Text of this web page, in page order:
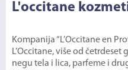
L'occitane
Kompanija “L’Occitane en
L’Occitane, više od
negu tela i lica, parfeme i